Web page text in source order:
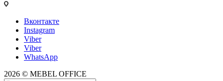
Вконтакте
Instagram
Viber
Viber
WhatsApp
2026 © MEBEL OFFICE